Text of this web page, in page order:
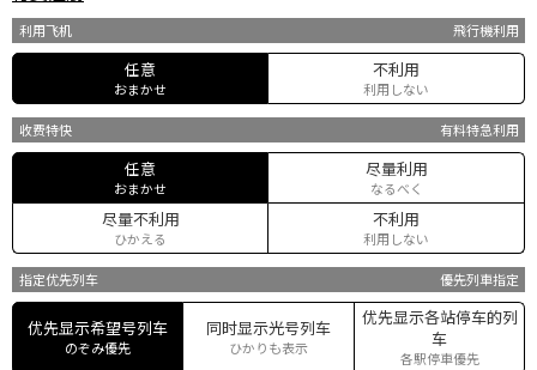
利用飞机 飛行機利用
任意
おまかせ
不利用
利用しない
收费特快 有料特急利用
任意
おまかせ
尽量利用
なるべく
尽量不利用
ひかえる
不利用
利用しない
指定优先列车 優先列車指定
优先显示希望号列车
のぞみ優先
同时显示光号列车
ひかりも表示
优先显示各站停车的列
车
各駅停車優先